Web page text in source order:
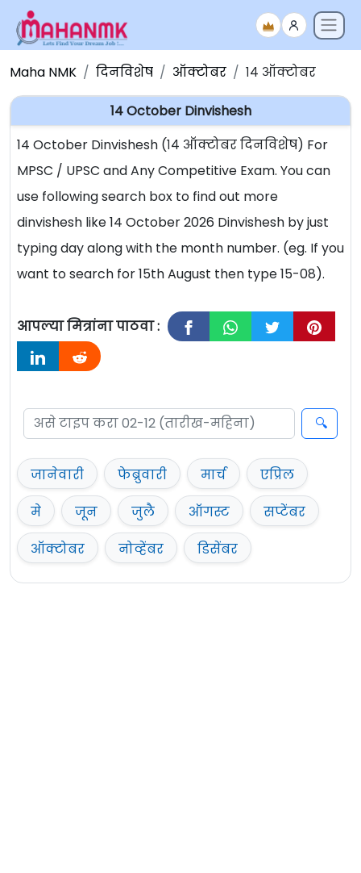
Maha NMK दिनविशेष ऑक्टोबर १४ ऑक्टोबर
14 October Dinvishesh
14 October Dinvishesh (१४ ऑक्टोबर दिनविशेष) For
MPSC / UPSC and Any Competitive Exam. You can
use following search box to find out more
dinvishesh like 14 October 2026 Dinvishesh by just
typing day along with the month number. (eg. If you
want to search for 15th August then type 15-08).
आपल्या मित्रांना पाठवा :
जानेवारी फेब्रुवारी मार्च
एप्रिल
मे
जून जुलै ऑगस्ट
सप्टेंबर
ऑक्टोबर
नोव्हेंबर डिसेंबर